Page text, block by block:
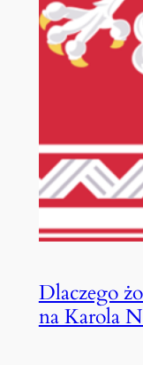
Dlaczego
na Karola